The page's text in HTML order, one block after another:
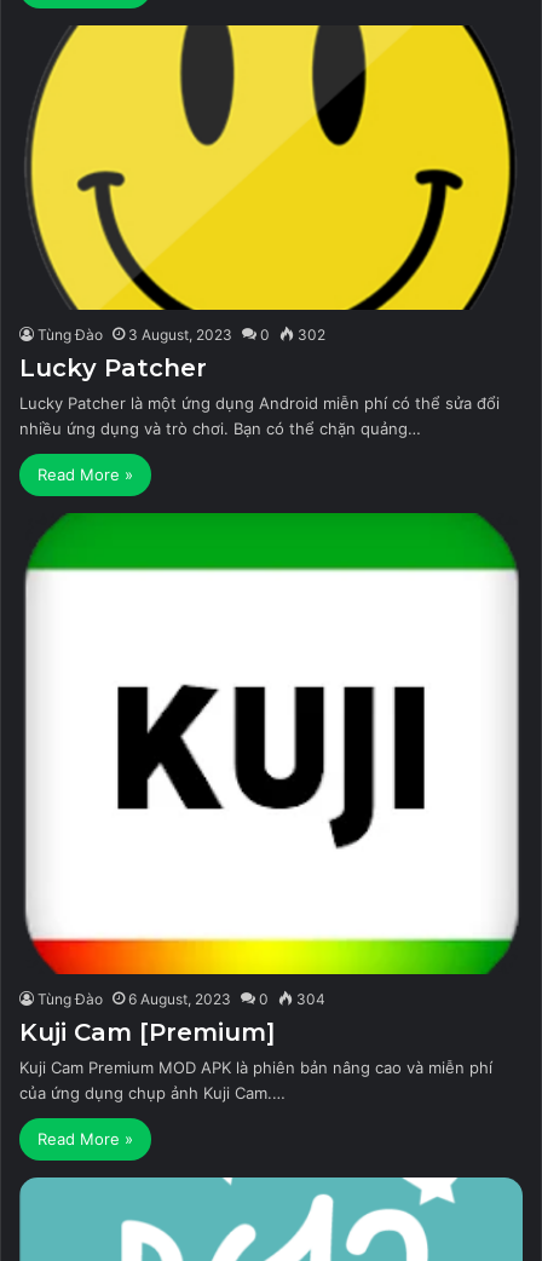
Tùng Đào 3 August, 2023 0 302
Lucky Patcher
Lucky Patcher là một ứng dụng Android miễn phí có thể sửa đổi
nhiều ứng dụng và trò chơi. Bạn có thể chặn quảng…
Read More »
Tùng Đào 6 August, 2023 0 304
Kuji Cam [Premium]
Kuji Cam Premium MOD APK là phiên bản nâng cao và miễn phí
của ứng dụng chụp ảnh Kuji Cam.…
Read More »